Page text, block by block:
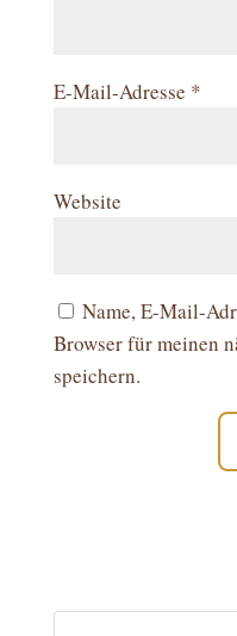
E-Mail-Adresse *
Website
Name, E-Mail-
Browser für meinen
speichern.